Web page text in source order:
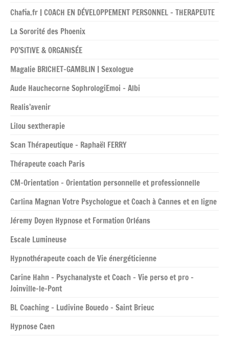
Chafia.fr | COACH EN DÉVELOPPEMENT PERSONNEL – THERAPEUTE
La Sororité des Phoenix
PO’SITIVE & ORGANISÉE
Magalie BRICHET-GAMBLIN | Sexologue
Aude Hauchecorne SophrologiEmoi – Albi
Realis’avenir
Lilou sextherapie
Scan Thérapeutique – Raphaël FERRY
Thérapeute coach Paris
CM-Orientation – Orientation personnelle et professionnelle
Carlina Magnan Votre Psychologue et Coach à Cannes et en ligne
Jéremy Doyen Hypnose et Formation Orléans
Escale Lumineuse
Hypnothérapeute coach de Vie énergéticienne
Carine Hahn – Psychanalyste et Coach – Vie perso et pro –
Joinville-le-Pont
BL Coaching – Ludivine Bouedo – Saint Brieuc
Hypnose Caen